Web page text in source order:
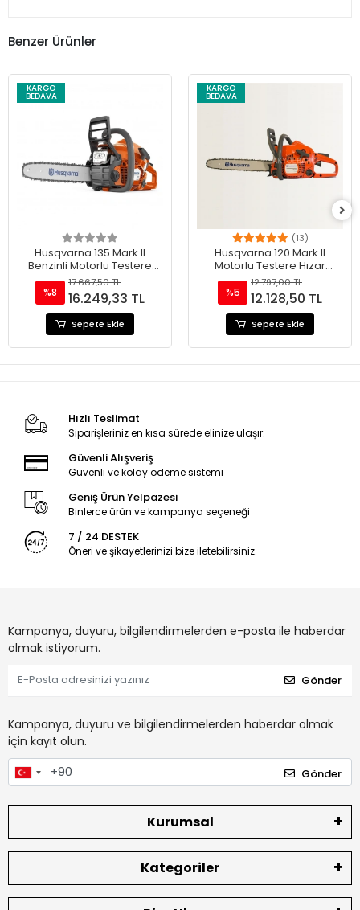
Benzer Ürünler
KARGO
BEDAVA
Husqvarna 135 Mark II
Benzinli Motorlu Testere
Hızar
%8
17.667,50 TL
16.249,33 TL
Sepete Ekle
KARGO
BEDAVA
(13)
Husqvarna 120 Mark II
Motorlu Testere Hızar
(Husqvarna 236'nın Yeni
Modeli)
%5
12.797,00 TL
12.128,50 TL
Sepete Ekle
Hızlı Teslimat
Siparişleriniz en kısa sürede elinize ulaşır.
Güvenli Alışveriş
Güvenli ve kolay ödeme sistemi
Geniş Ürün Yelpazesi
Binlerce ürün ve kampanya seçeneği
7 / 24 DESTEK
Öneri ve şikayetlerinizi bize iletebilirsiniz.
Kampanya, duyuru, bilgilendirmelerden e-posta ile haberdar
olmak istiyorum.
Gönder
Kampanya, duyuru ve bilgilendirmelerden haberdar olmak
için kayıt olun.
Gönder
Kurumsal
Kategoriler